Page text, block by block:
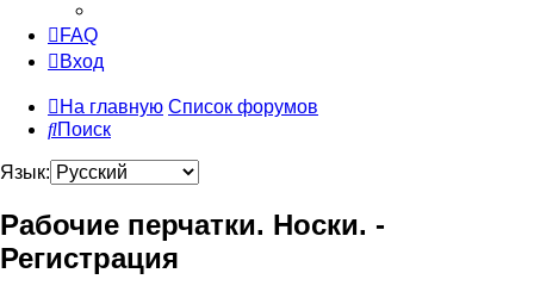
FAQ
Вход
На главную Список форумов
Поиск
Язык:
Рабочие перчатки. Носки. -
Регистрация